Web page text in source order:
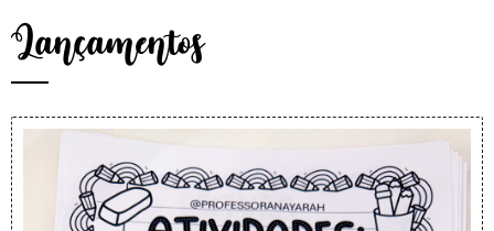
Lançamentos